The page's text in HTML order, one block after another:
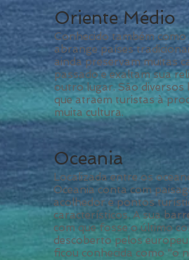
Oriente Médio
Conhecido também como
abrange países
ainda preservam muitas
passado e exaltam sua
outro lugar. São diversos
que atraem turistas à
muita cultura.
Oceania
Localizada entre os
Oceania conta com
acolhedor e pontos
característicos. A sua
com que fosse o último
descoberto pelos
ficou conhecida como "o